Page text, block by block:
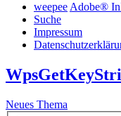
weepeeAdobe®
Suche
Impressum
Neues Thema